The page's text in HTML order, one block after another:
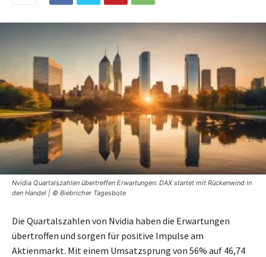
Nvidia Quartalszahlen übertreffen Erwartungen: DAX startet mit Rückenwind in
den Handel | © Biebricher Tagesbote
Die Quartalszahlen von Nvidia haben die Erwartungen
übertroffen und sorgen für positive Impulse am
Aktienmarkt. Mit einem Umsatzsprung von 56% auf 46,74